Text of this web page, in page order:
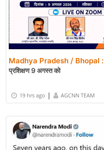
Madhya Pradesh / Bhopal :
प्रशिक्षण 9 अगस्त को
19 hrs ago | AGCNN TEAM